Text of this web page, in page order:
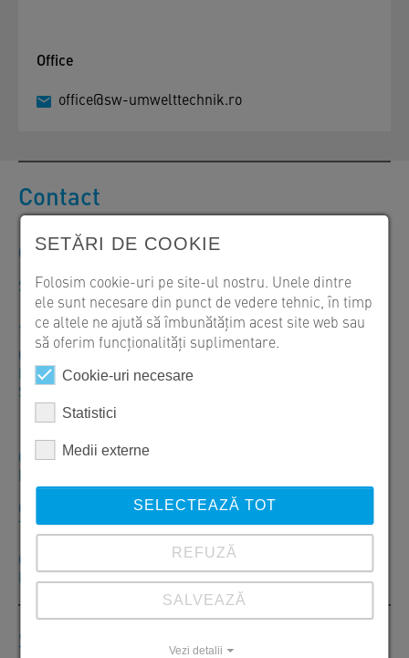
Office
office@sw-umwelttechnik.ro
Contact
Comenzi, oferte și informații despre produse
SW Umwelttechnik România S.R.L.
+40 246 207050
Orar: Luni – Vineri: 07:30–16:00
Livrări: Luni – Vineri: 07:30–20:00
Sambătă – Duminică: Închis
CP 087253 Izvoru, Str. Zăvoiului Nr. 1, Comuna Vânătorii
Mici, Jud. Giurgiu, Tel. +40 246 207050
CP 307305 Orţişoara, Str. Principală, Nr. 680, Jud. Timiş,
Tel. +40 256 296168
CP 707145 Cristești, DE 8 Nr. 1271 A, Com. Cristești, Jud.
Iași, Tel. +40 232 742900
Scrie-ne
SETĂRI DE COOKIE
Folosim cookie-uri pe site-ul nostru. Unele dintre
ele sunt necesare din punct de vedere tehnic, în timp
ce altele ne ajută să îmbunătățim acest site web sau
să oferim funcționalități suplimentare.
Cookie-uri necesare
Statistici
Medii externe
SELECTEAZĂ TOT
REFUZĂ
SALVEAZĂ
Vezi detalii